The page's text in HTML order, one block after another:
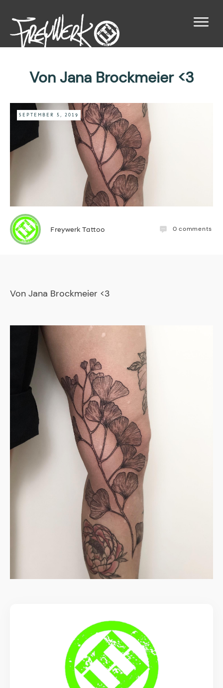
Von Jana Brockmeier <3
SEPTEMBER 5, 2019
Freywerk Tattoo 0 comments
Von Jana Brockmeier <3